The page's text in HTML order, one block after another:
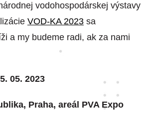
vodohospodárskej výstavy
VOD-KA 2023 sa
a my budeme radi, ak za nami
05. 2023
Praha, areál PVA Expo